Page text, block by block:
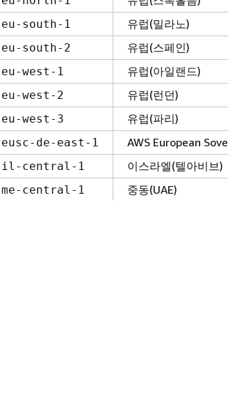
eu-south-1 유럽(밀라노)
eu-south-2 유럽(스페인)
eu-west-1 유럽(아일랜드)
eu-west-2 유럽(런던)
eu-west-3 유럽(파리)
eusc-de-east-1 AWS European
il-central-1 이스라엘(텔아비브)
me-central-1 중동(UAE)